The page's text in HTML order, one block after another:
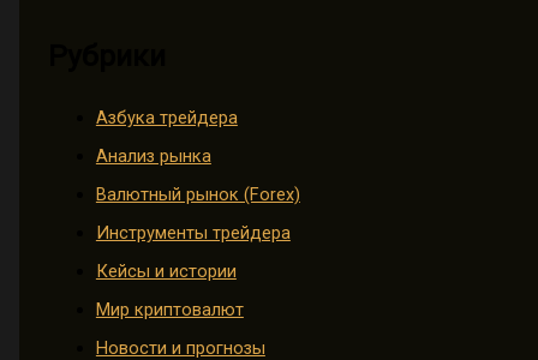
Азбука трейдера
Анализ рынка
Валютный рынок (Forex)
Инструменты трейдера
Кейсы и истории
Мир криптовалют
Новости и прогнозы